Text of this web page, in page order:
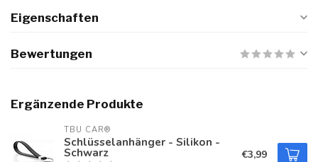
Eigenschaften
Bewertungen
Ergänzende Produkte
TBU CAR®
Schlüsselanhänger - Silikon -
Schwarz €3,99